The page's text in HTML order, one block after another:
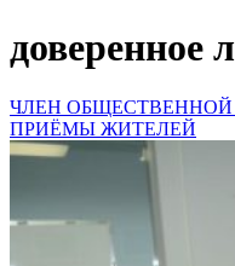
доверенное
ЧЛЕН
ПРИЁМЫ ЖИТЕЛЕЙ